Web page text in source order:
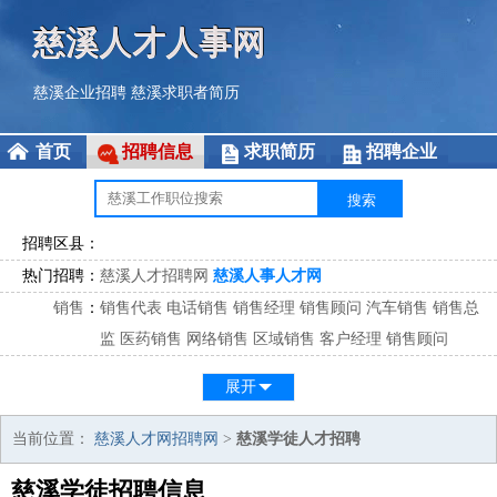
慈溪人才人事网
慈溪企业招聘 慈溪求职者简历
首页 招聘信息 求职简历 招聘企业
招聘区县：
热门招聘： 慈溪人才招聘网 慈溪人事人才网
销售 ： 销售代表 电话销售 销售经理 销售顾问 汽车销售 销售总
监 医药销售 网络销售 区域销售 客户经理 销售顾问
市场经理 市场拓展
客服 ：客服专员 电话客服 客服经理 售后服务
监
展开
当前位置： 慈溪人才网招聘网 > 慈溪学徒人才招聘
慈溪学徒招聘信息